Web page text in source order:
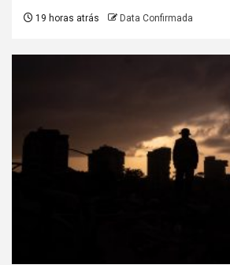
19 horas atrás Data Confirmada